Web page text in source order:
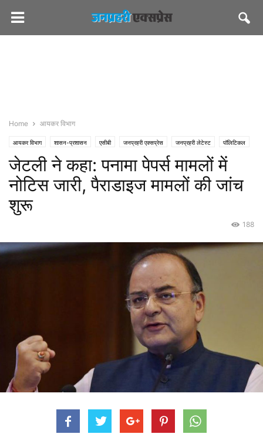
Home आयकर विभाग
आयकर विभाग शासन-प्रशासन एसीबी जनप्रहरी एक्सप्रेस जनप्रहरी लेटेस्ट पॉलिटिकल
पीएमओ इंडिया भाजपा
जेटली ने कहा: पनामा पेपर्स मामलों में
नोटिस जारी, पैराडाइज मामलों की जांच
शुरू
188